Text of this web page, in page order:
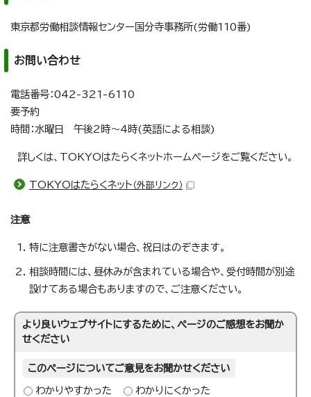
東京都労働相談情報センター国分寺事務所(労働110番)
お問い合わせ
電話番号：042-321-6110
要予約
時間：水曜日 午後2時～4時(英語による相談)
詳しくは、TOKYOはたらくネットホームページをご覧ください。
TOKYOはたらくネット （外部リンク）
注意
特に注意書きがない場合、祝日はのぞきます。
相談時間には、昼休みが含まれている場合や、受付時間が別途
設けてある場合もありますので、ご注意ください。
より良いウェブサイトにするために、ページのご感想をお聞か
せください
このページについてご意見をお聞かせください
わかりやすかった わかりにくかった